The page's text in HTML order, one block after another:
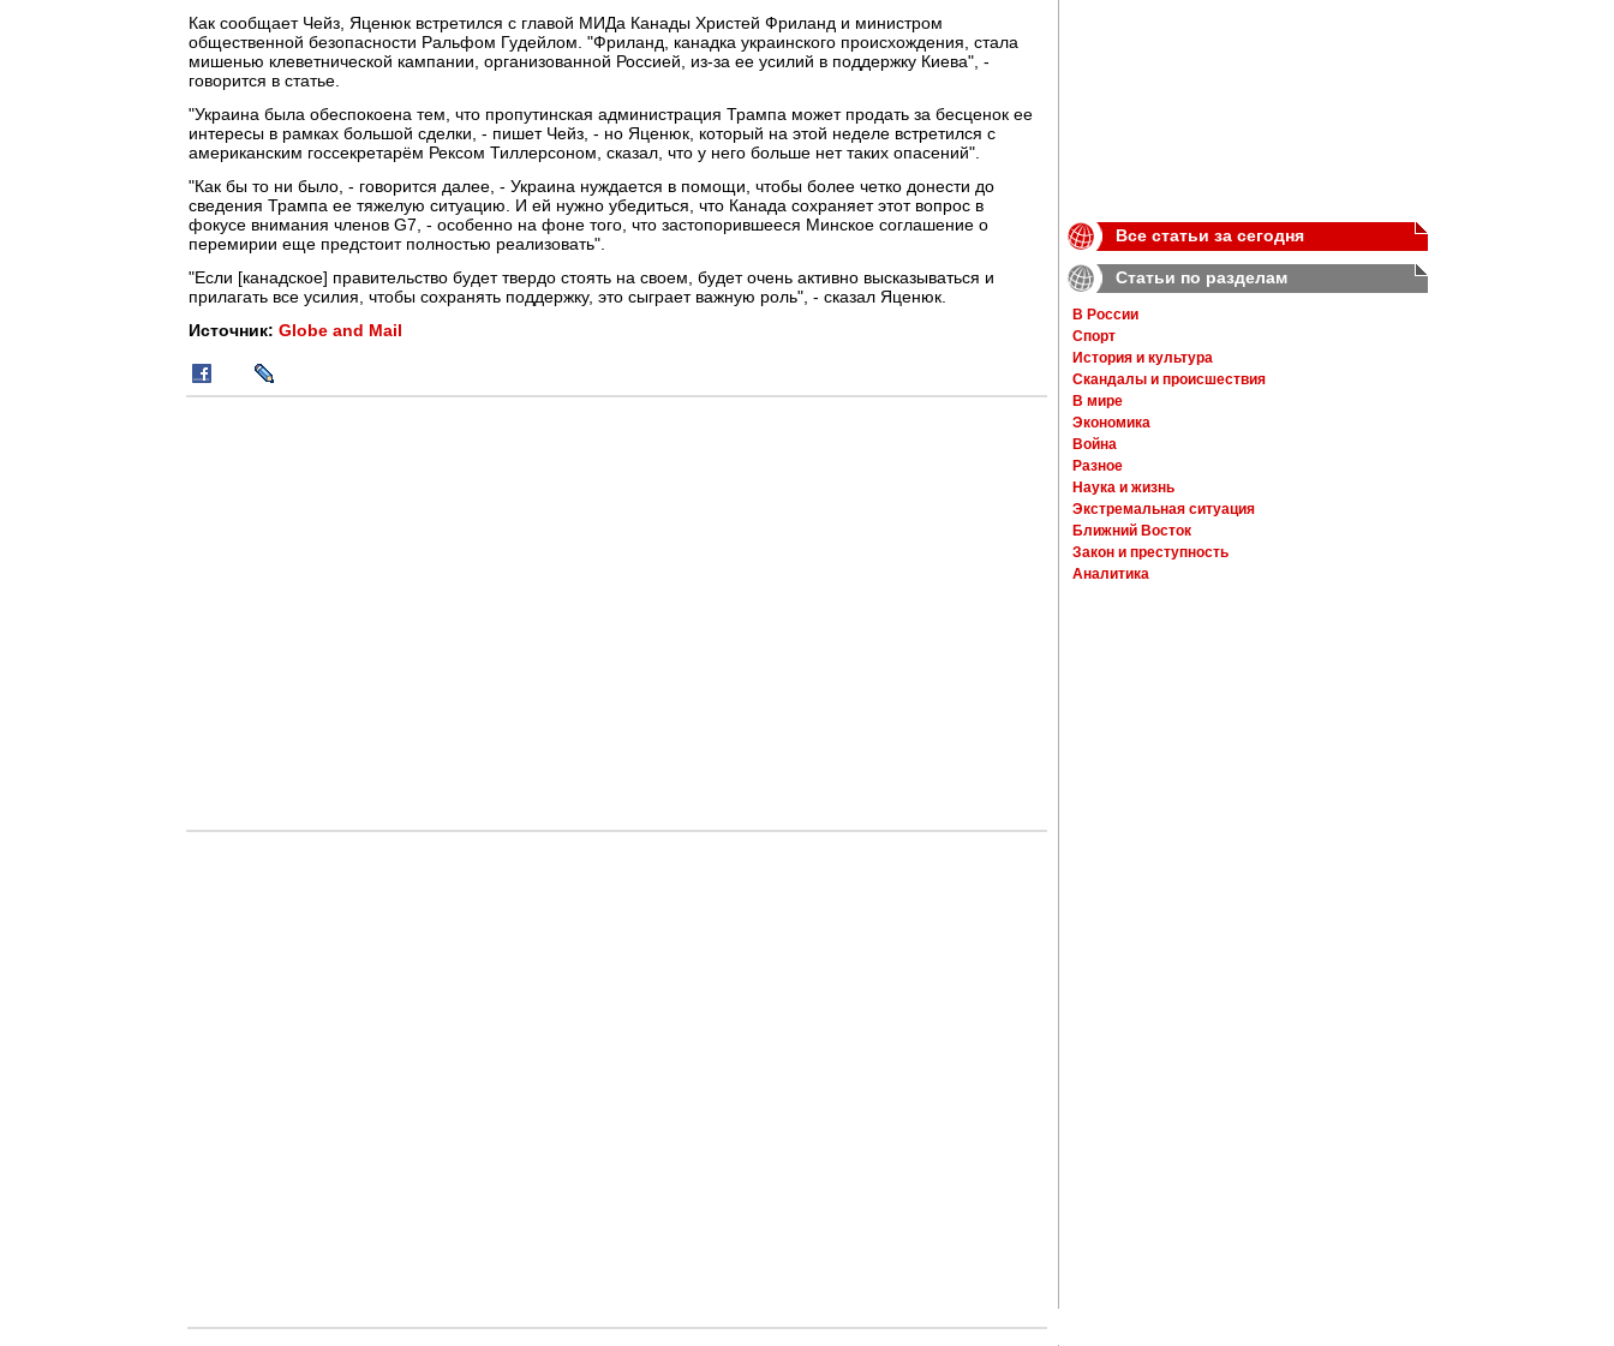
Как сообщает Чейз, Яценюк встретился с главой МИДа Канады Христей Фриланд и министром
общественной безопасности Ральфом Гудейлом. "Фриланд, канадка украинского происхождения, стала
мишенью клеветнической кампании, организованной Россией, из-за ее усилий в поддержку Киева", -
говорится в статье.
"Украина была обеспокоена тем, что пропутинская администрация Трампа может продать за бесценок ее
интересы в рамках большой сделки, - пишет Чейз, - но Яценюк, который на этой неделе встретился с
американским госсекретарём Рексом Тиллерсоном, сказал, что у него больше нет таких опасений".
"Как бы то ни было, - говорится далее, - Украина нуждается в помощи, чтобы более четко донести до
сведения Трампа ее тяжелую ситуацию. И ей нужно убедиться, что Канада сохраняет этот вопрос в
фокусе внимания членов G7, - особенно на фоне того, что застопорившееся Минское соглашение о
перемирии еще предстоит полностью реализовать".
"Если [канадское] правительство будет твердо стоять на своем, будет очень активно высказываться и
прилагать все усилия, чтобы сохранять поддержку, это сыграет важную роль", - сказал Яценюк.
Источник: Globe and Mail
Все статьи за сегодня
Статьи по разделам
В России
Спорт
История и культура
Скандалы и происшествия
В мире
Экономика
Война
Разное
Наука и жизнь
Экстремальная ситуация
Ближний Восток
Закон и преступность
Аналитика